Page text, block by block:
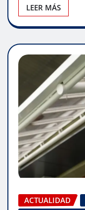
LEER MÁS
ACTUALIDAD